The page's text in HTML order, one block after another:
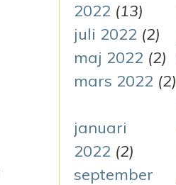
2022 (13)
juli 2022 (2)
maj 2022 (2)
mars 2022 (2)
januari
2022 (2)
september